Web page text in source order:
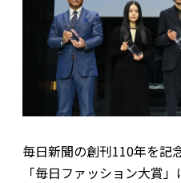
毎日新聞の創刊110年を記
「毎日ファッション大賞